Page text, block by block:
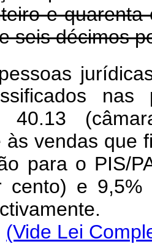
e
seis décimos
40.13
às vendas que
para o PIS/
cento) e 9,5%
(Vide Lei